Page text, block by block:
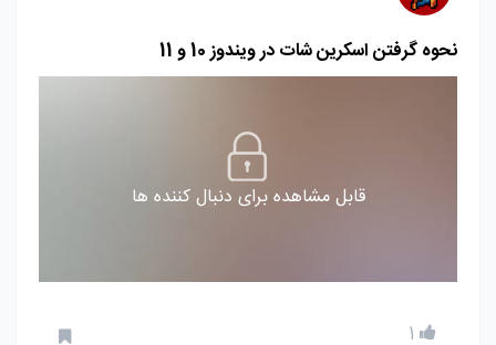
نحوه گرفتن اسکرین شات در ویندوز 10 و 11
قابل مشاهده برای دنبال کننده ها
1